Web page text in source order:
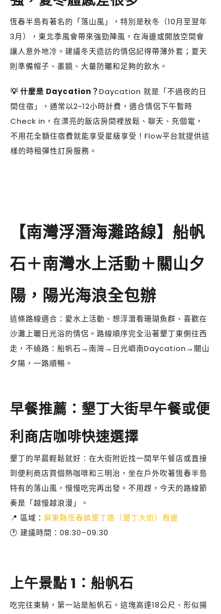
恆春半島有著名的「落山風」，特別是秋冬（10月至翌年
3月），東北季風會帶來強勁陣風，在海邊或開放空間會
讓人意外地冷。建議冬天造訪的情侶記得帶薄外套；夏天
則準備帽子、墨鏡、大量防曬和足夠的飲水。
💡 什麼是 Daycation？Daycation 就是「不過夜的日
間住宿」，通常以2~12小時計費，適合情侶下午暫時
Check in，在漂亮的飯店房間裡放鬆、聊天、充個電，
不用花全額住宿費就能享受星級享受！Flow平台就提供這
樣的時租彈性訂房服務。
【南灣浮潛海灘路線】船帆
石＋南灣水上活動＋關山夕
陽，陽光海浪全包辦
這條路線適合：愛水上活動、想浮潛看珊瑚魚群、喜歡在
沙灘上曬日光浴的情侶。路線順序完全沿著墾丁東側往西
走，不繞路：船帆石→南灣→日光嶼南Daycation→關山
夕陽，一路順暢。
早餐推薦：墾丁大街早午餐或便
利商店咖啡快速選擇
墾丁的早晨輕鬆就好：在大街附近找一間早午餐店或直接
到便利商店買個熱咖啡和三明治，坐在戶外吹著恆春半島
特有的落山風，慢慢吃完再出發。不用趕，今天的路線節
奏是「越慢越浪漫」。
📍 區域： 屏東縣恆春鎮墾丁路（墾丁大街）周邊
🕐 建議時間：08:30–09:30
上午景點 1：船帆石
吃完往東騎，第一站是船帆石。這塊高達18公尺、形似揚